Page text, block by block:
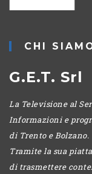
CHI
G.E.T. Srl
La Televisione al
Informazioni e
di Trento e Bolzano.
Tramite la sua
di trasmettere